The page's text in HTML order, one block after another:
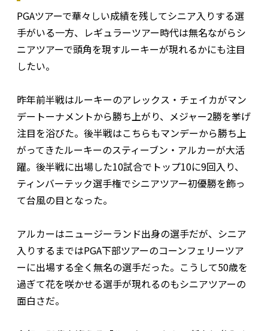
PGAツアーで華々しい成績を残してシニア入りする選
手がいる一方、レギュラーツアー時代は無名ながらシ
ニアツアーで頭角を現すルーキーが現れるかにも注目
したい。
昨年前半戦はルーキーのアレックス・チェイカがマン
デートーナメントから勝ち上がり、メジャー2勝を挙げ
注目を浴びた。後半戦はこちらもマンデーから勝ち上
がってきたルーキーのスティーブン・アルカーが大活
躍。後半戦に出場した10試合でトップ10に9回入り、
ティンバーテック選手権でシニアツアー初優勝を飾っ
て台風の目となった。
アルカーはニュージーランド出身の選手だが、シニア
入りするまではPGA下部ツアーのコーンフェリーツア
ーに出場する全く無名の選手だった。こうして50歳を
過ぎて花を咲かせる選手が現れるのもシニアツアーの
面白さだ。